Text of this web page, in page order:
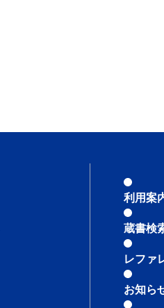
利用案
蔵書検
レファ
お知ら